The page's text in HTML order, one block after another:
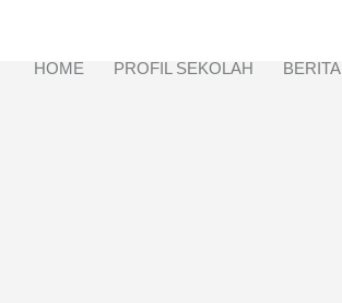
HOME PROFIL SEKOLAH BERITA